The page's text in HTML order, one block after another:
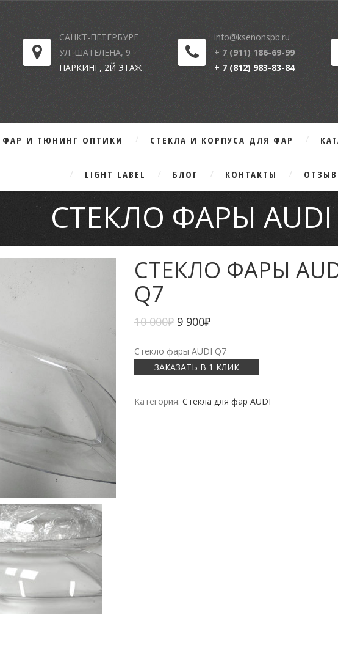
САНКТ-ПЕТЕРБУРГ
УЛ. ШАТЕЛЕНА, 9
ПАРКИНГ, 2Й ЭТАЖ
info@ksenonspb.ru
+ 7 (911) 186-69-99
+ 7 (812) 983-83-84
ФАР И ТЮНИНГ ОПТИКИ СТЕКЛА И КОРПУСА ДЛЯ ФАР
LIGHT LABEL БЛОГ КОНТАКТЫ
СТЕКЛО ФАРЫ AUDI
СТЕКЛО ФАРЫ
Q7
10 000₽ 9 900₽
Стекло фары AUDI Q7
ЗАКАЗАТЬ В 1 КЛИК
Категория: Стекла для фар AUDI